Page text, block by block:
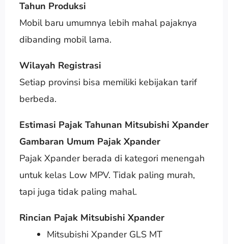
Tahun Produksi
Mobil baru umumnya lebih mahal pajaknya
dibanding mobil lama.
Wilayah Registrasi
Setiap provinsi bisa memiliki kebijakan tarif
berbeda.
Estimasi Pajak Tahunan Mitsubishi Xpander
Gambaran Umum Pajak Xpander
Pajak Xpander berada di kategori menengah
untuk kelas Low MPV. Tidak paling murah,
tapi juga tidak paling mahal.
Rincian Pajak Mitsubishi Xpander
Mitsubishi Xpander GLS MT